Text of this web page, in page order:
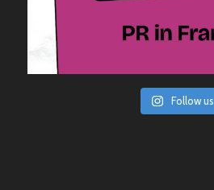
Follow us